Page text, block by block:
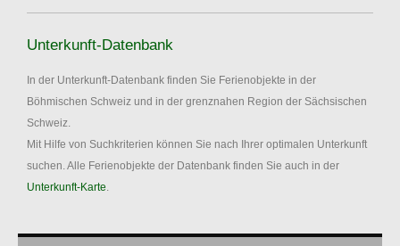
Unterkunft-Datenbank
In der Unterkunft-Datenbank finden Sie Ferienobjekte in der
Böhmischen Schweiz und in der grenznahen Region der Sächsischen
Schweiz.
Mit Hilfe von Suchkriterien können Sie nach Ihrer optimalen Unterkunft
suchen. Alle Ferienobjekte der Datenbank finden Sie auch in der
Unterkunft-Karte.